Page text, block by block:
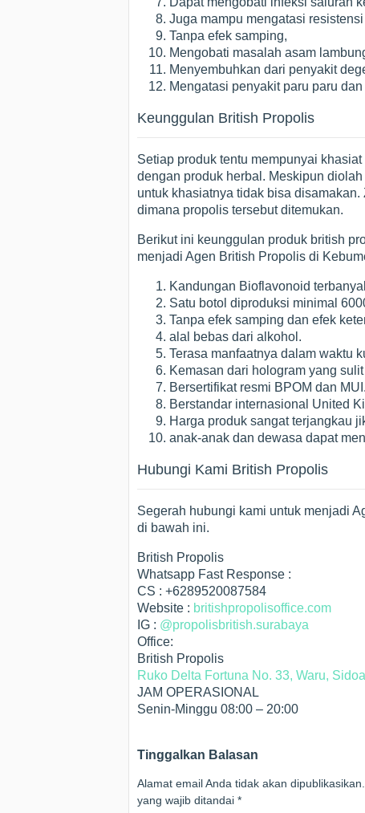
Juga mampu mengatasi
Tanpa efek samping,
Mengobati masalah asam
Menyembuhkan dari penyakit
Mengatasi penyakit paru paru
Keunggulan British Propolis
Setiap produk tentu mempunyai
dengan produk herbal. Meskipun
untuk khasiatnya tidak bisa
dimana propolis tersebut ditemukan.
Berikut ini keunggulan produk british
menjadi Agen British Propolis di
Kandungan Bioflavonoid
Satu botol diproduksi minimal
Tanpa efek samping dan efek
alal bebas dari alkohol.
Terasa manfaatnya dalam waktu
Kemasan dari hologram yang
Bersertifikat resmi BPOM dan MUI.
Berstandar internasional United
Harga produk sangat terjangkau
anak-anak dan dewasa dapat
Hubungi Kami British Propolis
Segerah hubungi kami untuk menjadi
di bawah ini.
British Propolis
Whatsapp Fast Response :
CS : +6289520087584
Website : britishpropolisoffice.com
IG : @propolisbritish.surabaya
Office:
British Propolis
Ruko Delta Fortuna No. 33, Waru,
JAM OPERASIONAL
Senin-Minggu 08:00 – 20:00
Tinggalkan Balasan
Alamat email Anda tidak akan dipublikasikan.
yang wajib ditandai *